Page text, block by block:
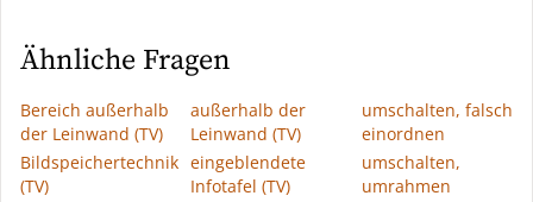
Ähnliche Fragen
Bereich außerhalb
der Leinwand (TV)
Bildspeichertechnik
(TV)
außerhalb der
Leinwand (TV)
eingeblendete
Infotafel (TV)
umschalten, falsch
einordnen
umschalten,
umrahmen